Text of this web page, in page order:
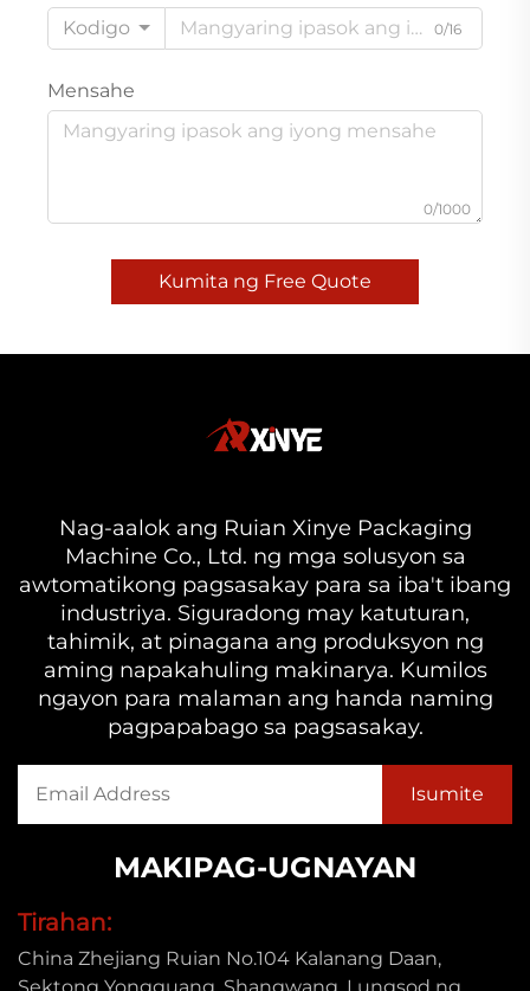
Kodigo
0/16
Mensahe
0/1000
Kumita ng Free Quote
Nag-aalok ang Ruian Xinye Packaging
Machine Co., Ltd. ng mga solusyon sa
awtomatikong pagsasakay para sa iba't ibang
industriya. Siguradong may katuturan,
tahimik, at pinagana ang produksyon ng
aming napakahuling makinarya. Kumilos
ngayon para malaman ang handa naming
pagpapabago sa pagsasakay.
MAKIPAG-UGNAYAN
Tirahan:
China Zhejiang Ruian No.104 Kalanang Daan,